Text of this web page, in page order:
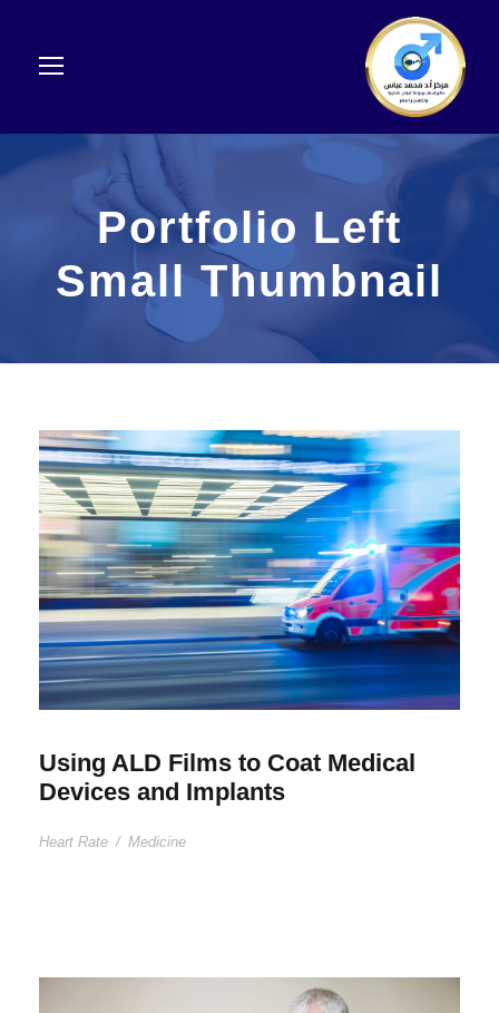
Portfolio Left
Small Thumbnail
Using ALD Films to Coat Medical
Devices and Implants
Heart Rate / Medicine